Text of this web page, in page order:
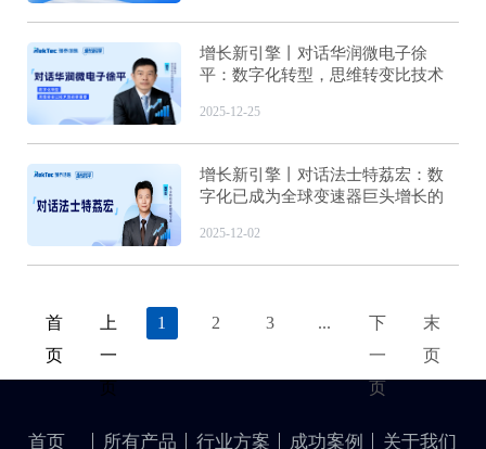
增长新引擎丨对话华润微电子徐
平：数字化转型，思维转变比技术
2025-12-25
增长新引擎丨对话法士特荔宏：数
字化已成为全球变速器巨头增长的
2025-12-02
首
页
上
一
页
1 2 3 ...
下
一
页
末
页
首页 所有产品 行业方案 成功案例 关于我们